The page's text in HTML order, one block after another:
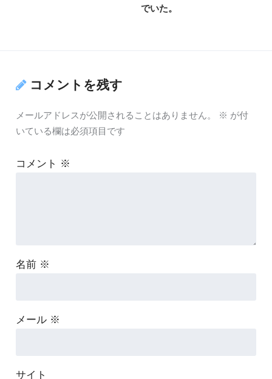
でいた。
コメントを残す
メールアドレスが公開されることはありません。 ※ が付
いている欄は必須項目です
コメント ※
名前 ※
メール ※
サイト